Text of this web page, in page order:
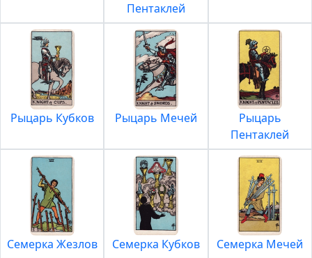
Пентаклей
Рыцарь Кубков Рыцарь Мечей
Рыцарь
Пентаклей
Семерка Жезлов Семерка Кубков Семерка Мечей